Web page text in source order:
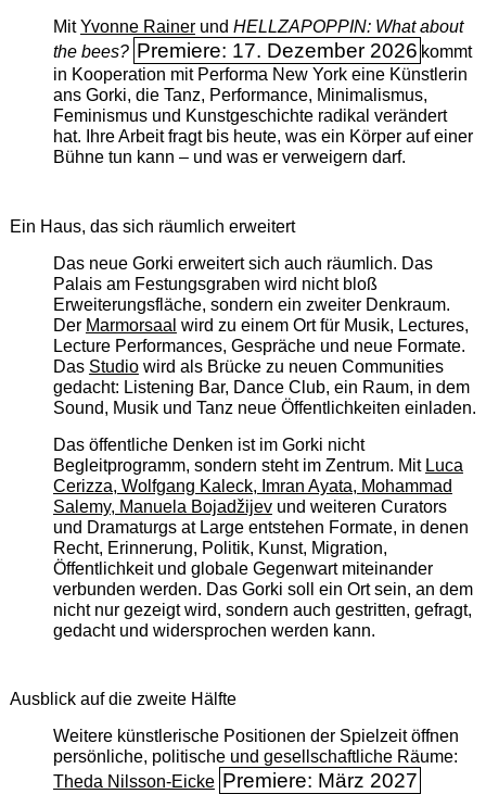
MitYvonne Rainerund HELLZAPOPPIN: What about
the bees? Premiere: 17. Dezember 2026 kommt
in Kooperation mit Performa New York eine Künstlerin
ans Gorki, die Tanz, Performance, Minimalismus,
Feminismus und Kunstgeschichte radikal verändert
hat. Ihre Arbeit fragt bis heute, was ein Körper auf einer
Bühne tun kann – und was er verweigern darf.
Ein Haus, das sich räumlich erweitert
Das neue Gorki erweitert sich auch räumlich. Das
Palais am Festungsgraben wird nicht bloß
Erweiterungsfläche, sondern ein zweiter Denkraum.
Der Marmorsaal wird zu einem Ort für Musik, Lectures,
Lecture Performances, Gespräche und neue Formate.
Das Studiowird als Brücke zu neuen Communities
gedacht: Listening Bar, Dance Club, ein Raum, in dem
Sound, Musik und Tanz neue Öffentlichkeiten einladen.
Das öffentliche Denken ist im Gorki nicht
Begleitprogramm, sondern steht im Zentrum. Mit Luca
Cerizza, Wolfgang Kaleck, Imran Ayata, Mohammad
Salemy, Manuela Bojadžijevund weiteren Curators
und Dramaturgs at Large entstehen Formate, in denen
Recht, Erinnerung, Politik, Kunst, Migration,
Öffentlichkeit und globale Gegenwart miteinander
verbunden werden. Das Gorki soll ein Ort sein, an dem
nicht nur gezeigt wird, sondern auch gestritten, gefragt,
gedacht und widersprochen werden kann.
Ausblick auf die zweite Hälfte
Weitere künstlerische Positionen der Spielzeit öffnen
persönliche, politische und gesellschaftliche Räume:
Theda Nilsson-Eicke Premiere: März 2027